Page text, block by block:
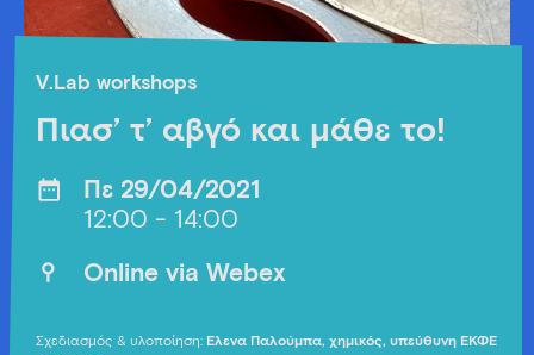
V.Lab workshops
Πιασ’ τ’ αβγό και μάθε το!
Πε 29/04/2021
12:00 - 14:00
Οnline via Webex
Σχεδιασμός & υλοποίηση: Έλενα Παλούμπα, χημικός, υπεύθυνη ΕΚΦΕ